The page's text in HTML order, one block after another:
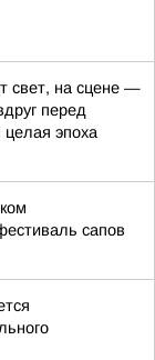
свет, на сцене —
перед
эпоха
сапов